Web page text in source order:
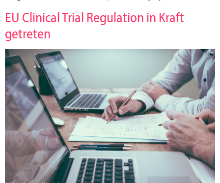
EU Clinical Trial Regulation in Kraft
getreten